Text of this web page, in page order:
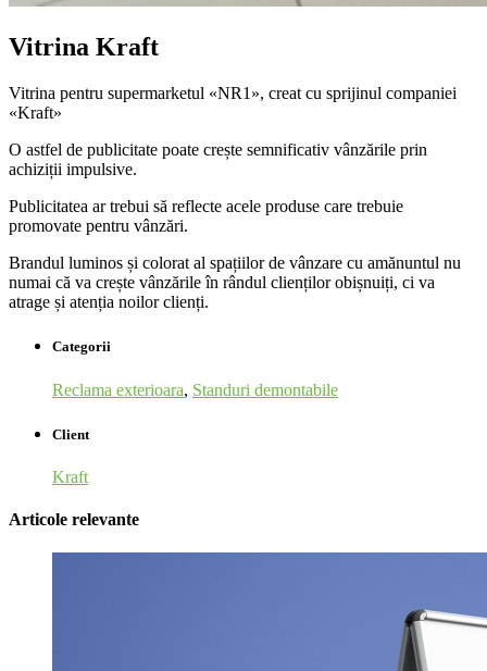
Vitrina Kraft
Vitrina pentru supermarketul «NR1», creat cu sprijinul companiei
«Kraft»
O astfel de publicitate poate crește semnificativ vânzările prin
achiziții impulsive.
Publicitatea ar trebui să reflecte acele produse care trebuie
promovate pentru vânzări.
Brandul luminos și colorat al spațiilor de vânzare cu amănuntul nu
numai că va crește vânzările în rândul clienților obișnuiți, ci va
atrage și atenția noilor clienți.
Categorii
Reclama exterioara, Standuri demontabile
Client
Kraft
Articole relevante